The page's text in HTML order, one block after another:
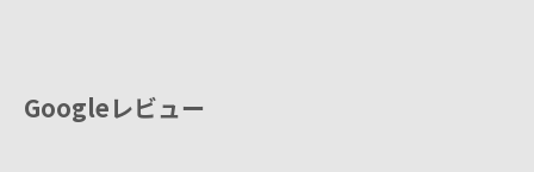
Googleレビュー